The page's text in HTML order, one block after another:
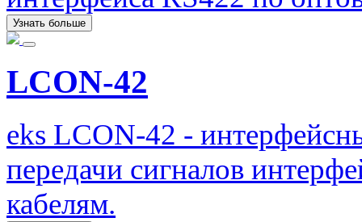
Узнать больше
LCON-42
eks LCON-42 -
передачи сигналов
кабелям.